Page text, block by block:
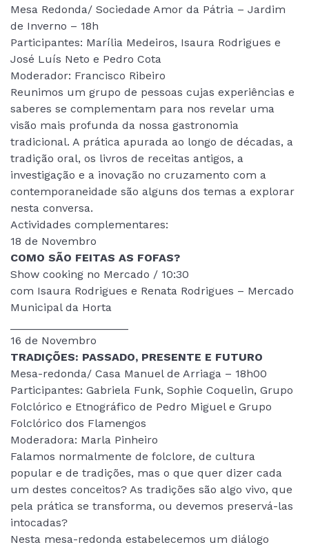
Mesa Redonda/ Sociedade Amor da Pátria – Jardim
de Inverno – 18h
Participantes: Marília Medeiros, Isaura Rodrigues e
José Luís Neto e Pedro Cota
Moderador: Francisco Ribeiro
Reunimos um grupo de pessoas cujas experiências e
saberes se complementam para nos revelar uma
visão mais profunda da nossa gastronomia
tradicional. A prática apurada ao longo de décadas, a
tradição oral, os livros de receitas antigos, a
investigação e a inovação no cruzamento com a
contemporaneidade são alguns dos temas a explorar
nesta conversa.
Actividades complementares:
18 de Novembro
COMO SÃO FEITAS AS FOFAS?
Show cooking no Mercado / 10:30
com Isaura Rodrigues e Renata Rodrigues – Mercado
Municipal da Horta
16 de Novembro
TRADIÇÕES: PASSADO, PRESENTE E FUTURO
Mesa-redonda/ Casa Manuel de Arriaga – 18h00
Participantes: Gabriela Funk, Sophie Coquelin, Grupo
Folclórico e Etnográfico de Pedro Miguel e Grupo
Folclórico dos Flamengos
Moderadora: Marla Pinheiro
Falamos normalmente de folclore, de cultura
popular e de tradições, mas o que quer dizer cada
um destes conceitos? As tradições são algo vivo, que
pela prática se transforma, ou devemos preservá-las
intocadas?
Nesta mesa-redonda estabelecemos um diálogo